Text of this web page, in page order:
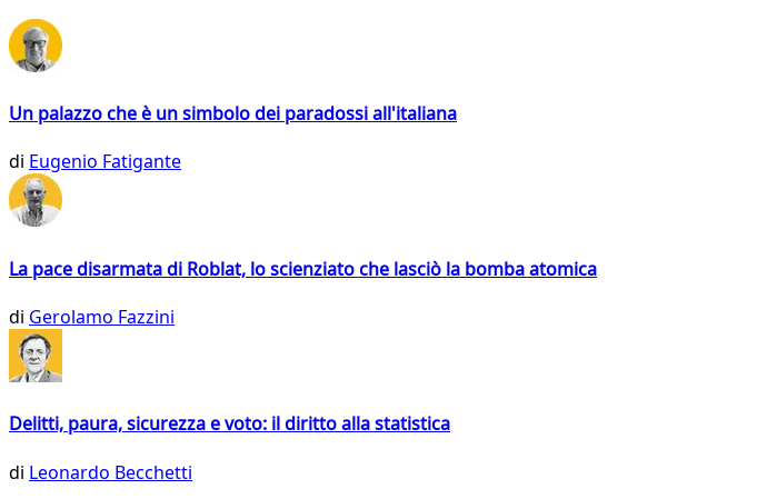
Un palazzo che è un simbolo dei paradossi all'italiana
di Eugenio Fatigante
La pace disarmata di Roblat, lo scienziato che lasciò la bomba atomica
di Gerolamo Fazzini
Delitti, paura, sicurezza e voto: il diritto alla statistica
di Leonardo Becchetti